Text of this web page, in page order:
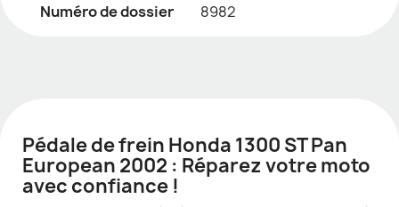
Numéro de dossier
8982
Pédale de frein Honda 1300 ST Pan
European 2002 : Réparez votre moto
avec confiance !